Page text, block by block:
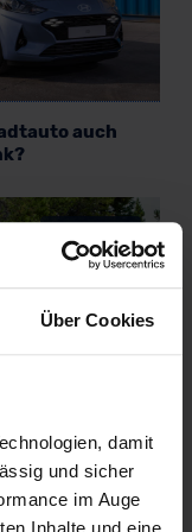
Über Cookies
damit
und sicher
im Auge
Inhalte und eine
auch
2023): Wilder